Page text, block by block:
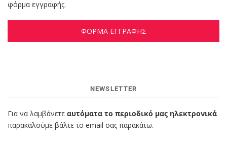
φόρμα εγγραφής.
ΦΟΡΜΑ ΕΓΓΡΑΦΗΣ
NEWSLETTER
Για να λαμβάνετε αυτόματα το περιοδικό μας ηλεκτρονικά
παρακαλούμε βάλτε το email σας παρακάτω.